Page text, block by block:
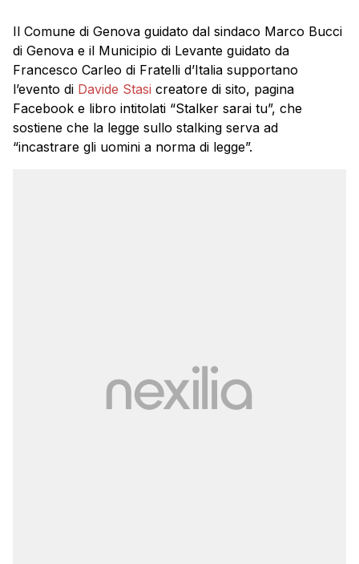
Il Comune di Genova guidato dal sindaco Marco Bucci
di Genova e il Municipio di Levante guidato da
Francesco Carleo di Fratelli d’Italia supportano
l’evento di Davide Stasi creatore di sito, pagina
Facebook e libro intitolati “Stalker sarai tu”, che
sostiene che la legge sullo stalking serva ad
“incastrare gli uomini a norma di legge”.